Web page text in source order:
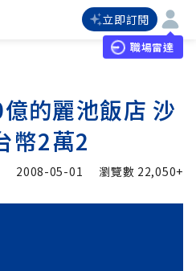
立即訂閱
職場雷達
的麗池飯店 沙
幣2萬2
2008-05-01 瀏覽數 22,050+